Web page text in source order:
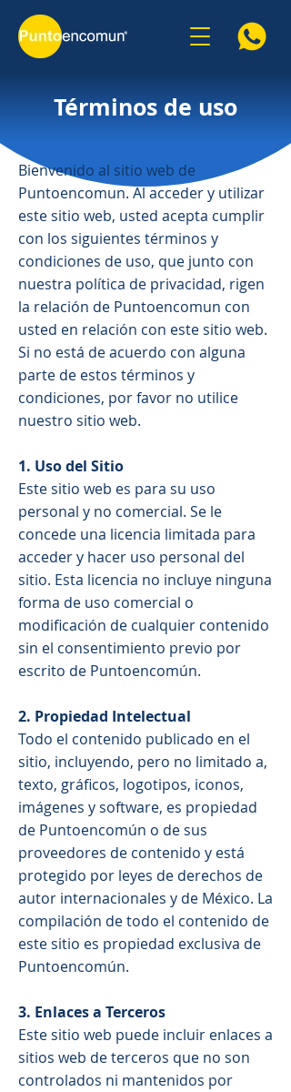
Términos de uso
Bienvenido al sitio web de
Puntoencomun. Al acceder y utilizar
este sitio web, usted acepta cumplir
con los siguientes términos y
condiciones de uso, que junto con
nuestra política de privacidad, rigen
la relación de Puntoencomun con
usted en relación con este sitio web.
Si no está de acuerdo con alguna
parte de estos términos y
condiciones, por favor no utilice
nuestro sitio web.
1. Uso del Sitio
Este sitio web es para su uso
personal y no comercial. Se le
concede una licencia limitada para
acceder y hacer uso personal del
sitio. Esta licencia no incluye ninguna
forma de uso comercial o
modificación de cualquier contenido
sin el consentimiento previo por
escrito de Puntoencomún.
2. Propiedad Intelectual
Todo el contenido publicado en el
sitio, incluyendo, pero no limitado a,
texto, gráficos, logotipos, iconos,
imágenes y software, es propiedad
de Puntoencomún o de sus
proveedores de contenido y está
protegido por leyes de derechos de
autor internacionales y de México. La
compilación de todo el contenido de
este sitio es propiedad exclusiva de
Puntoencomún.
3. Enlaces a Terceros
Este sitio web puede incluir enlaces a
sitios web de terceros que no son
controlados ni mantenidos por